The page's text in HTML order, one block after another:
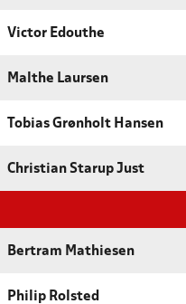
Victor Edouthe
Malthe Laursen
Tobias Grønholt Hansen
Christian Starup Just
Bertram Mathiesen
Philip Rolsted